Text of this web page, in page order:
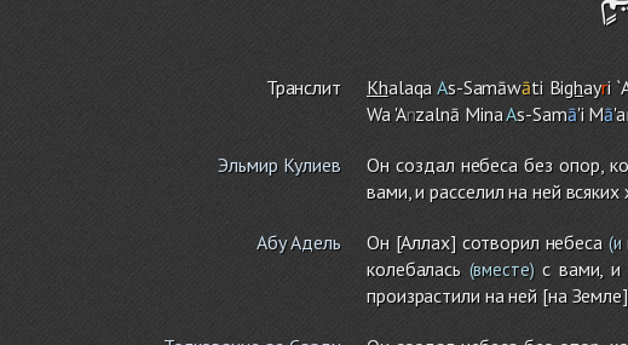
Транслит Khalaqa As-Samāwāti Bighayri
Wa 'Anzalnā MinaAs-Samā'i Mā'a
Эльмир Кулиев
Он создал небеса без опор,
вами, и расселил на ней
Абу Адель Он [Аллах] сотворил небеса (и
колебалась (вместе)с вами, и
произрастили на ней [на